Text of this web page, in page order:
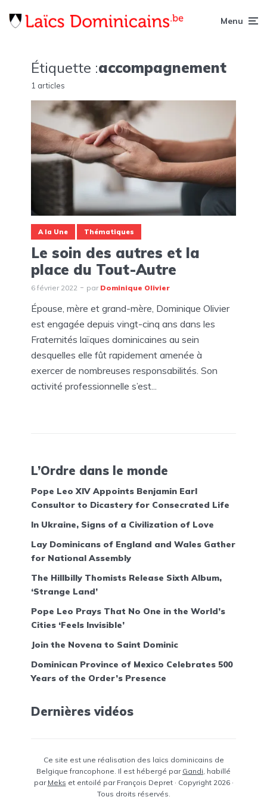
Menu
Étiquette :accompagnement
1 articles
A la Une Thématiques
Le soin des autres et la
place du Tout-Autre
6 février 2022 par Dominique Olivier
Épouse, mère et grand-mère, Dominique Olivier
est engagée depuis vingt-cinq ans dans les
Fraternités laïques dominicaines au sein
desquelles elle fût rapidement amenée à
exercer de nombreuses responsabilités. Son
activité professionnelle s’est...
L’Ordre dans le monde
Pope Leo XIV Appoints Benjamin Earl
Consultor to Dicastery for Consecrated Life
In Ukraine, Signs of a Civilization of Love
Lay Dominicans of England and Wales Gather
for National Assembly
The Hillbilly Thomists Release Sixth Album,
‘Strange Land’
Pope Leo Prays That No One in the World’s
Cities ‘Feels Invisible’
Join the Novena to Saint Dominic
Dominican Province of Mexico Celebrates 500
Years of the Order’s Presence
Dernières vidéos
Ce site est une réalisation des laïcs dominicains de
Belgique francophone. Il est hébergé par Gandi, habillé
par Meks et entoilé par François Depret · Copyright 2026 ·
Tous droits réservés.